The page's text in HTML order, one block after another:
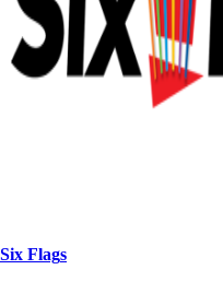
Six Flags